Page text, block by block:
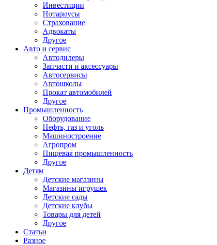
Инвестиции
Нотариусы
Страхование
Адвокаты
Другое
Авто и сервис
Автодилеры
Запчасти и аксессуары
Автосервисы
Автошколы
Прокат автомобилей
Другое
Промышленность
Оборудование
Нефть, газ и уголь
Машиностроение
Агропром
Пищевая промышленность
Другое
Детям
Детские магазины
Магазины игрушек
Детские сады
Детские клубы
Товары для детей
Другое
Статьи
Разное